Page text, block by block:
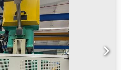
Año de fabricación: 2020 Horas
técnicos, lado de cierre
de la platina, alto x
de instalación mínima: 400
máxima: 900 mm
de apertura: 500 mm
D: 2000 mm Carrera del